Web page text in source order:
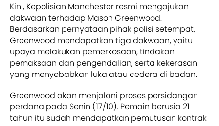
Kini, Kepolisian Manchester resmi mengajukan
dakwaan terhadap Mason Greenwood.
Berdasarkan pernyataan pihak polisi setempat,
Greenwood mendapatkan tiga dakwaan, yaitu
upaya melakukan pemerkosaan, tindakan
pemaksaan dan pengendalian, serta kekerasan
yang menyebabkan luka atau cedera di badan.
Greenwood akan menjalani proses persidangan
perdana pada Senin (17/10). Pemain berusia 21
tahun itu sudah mendapatkan pemutusan kontrak